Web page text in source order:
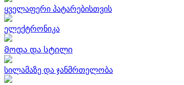
ყველაფერი პატარებისთვის
ელექტრონიკა
Მოდა და სტილი
სილამაზე და ჯანმრთელობა